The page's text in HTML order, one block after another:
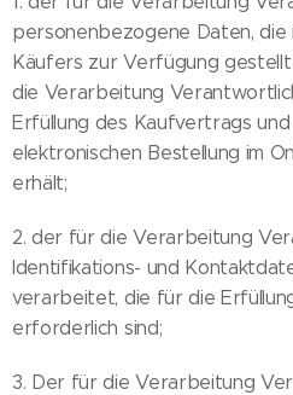
personenbezogene Daten, die
Käufers zur Verfügung
die Verarbeitung
Erfüllung des Kaufvertrags
elektronischen Bestellung im
erhält;
2. der für die Verarbeitung
Identifikations- und
verarbeitet, die für die
erforderlich sind;
3. Der für die Verarbeitung